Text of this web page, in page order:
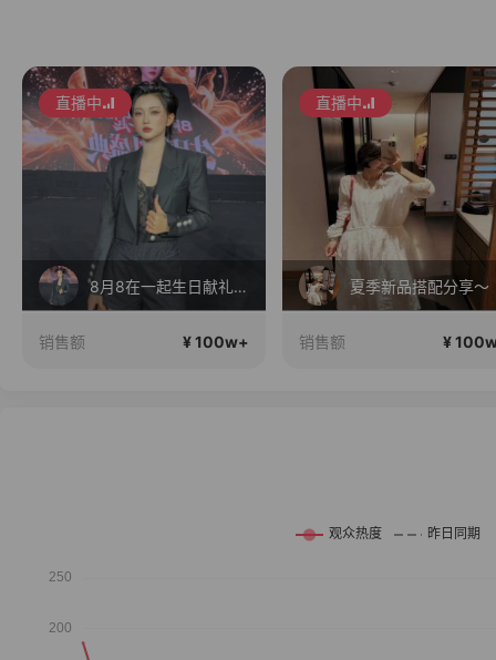
直播中
夏季新品搭配分享～
销售额 ¥ 100w+
直播中
高品质会说话….
销售额 ¥